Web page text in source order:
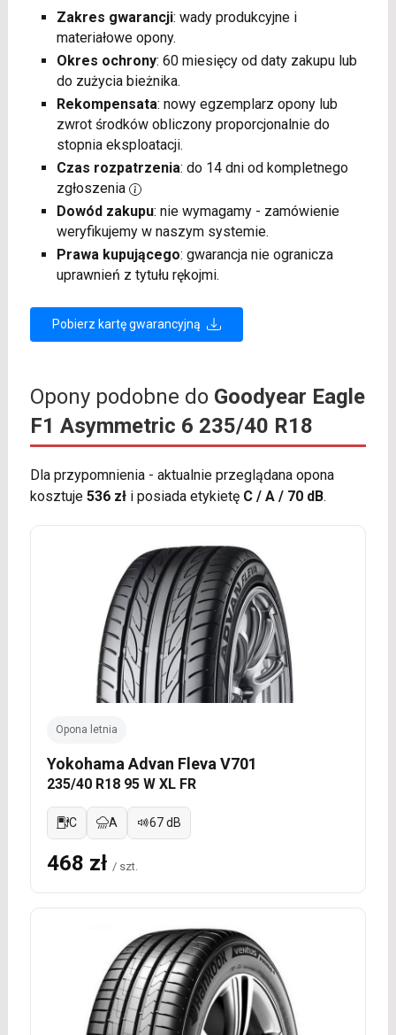
Zakres gwarancji: wady produkcyjne i
materiałowe opony.
Okres ochrony: 60 miesięcy od daty zakupu lub
do zużycia bieżnika.
Rekompensata: nowy egzemplarz opony lub
zwrot środków obliczony proporcjonalnie do
stopnia eksploatacji.
Czas rozpatrzenia: do 14 dni od kompletnego
zgłoszenia
Dowód zakupu: nie wymagamy - zamówienie
weryfikujemy w naszym systemie.
Prawa kupującego: gwarancja nie ogranicza
uprawnień z tytułu rękojmi.
Pobierz kartę gwarancyjną
Opony podobne do Goodyear Eagle
F1 Asymmetric 6 235/40 R18
Dla przypomnienia - aktualnie przeglądana opona
kosztuje 536 złi posiada etykietę C / A / 70 dB.
Opona letnia
Yokohama Advan Fleva V701
235/40 R18 95 W XL FR
C A 67 dB
468 zł / szt.